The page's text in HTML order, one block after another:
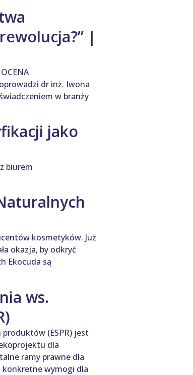
|
dr inż. Iwona
w branży
jako
biurem
kosmetyków. Już
okazja, by odkryć
Ekocuda są
ws.
(ESPR) jest
dla
ramy prawne dla
wymogi dla